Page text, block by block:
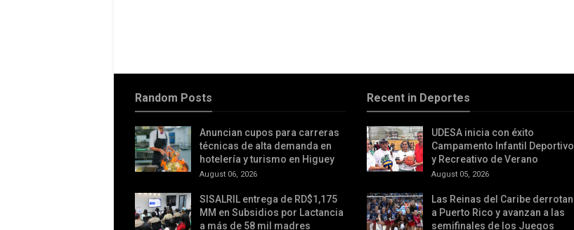
Random Posts
Anuncian cupos para carreras
técnicas de alta demanda en
hotelería y turismo en Higuey
August 06, 2026
SISALRIL entrega de RD$1,175
MM en Subsidios por Lactancia
a más de 58 mil madres
Recent in Deportes
UDESA inicia con éxito
Campamento Infantil Deportivo
y Recreativo de Verano
August 05, 2026
Las Reinas del Caribe derrotan
a Puerto Rico y avanzan a las
semifinales de los Juegos